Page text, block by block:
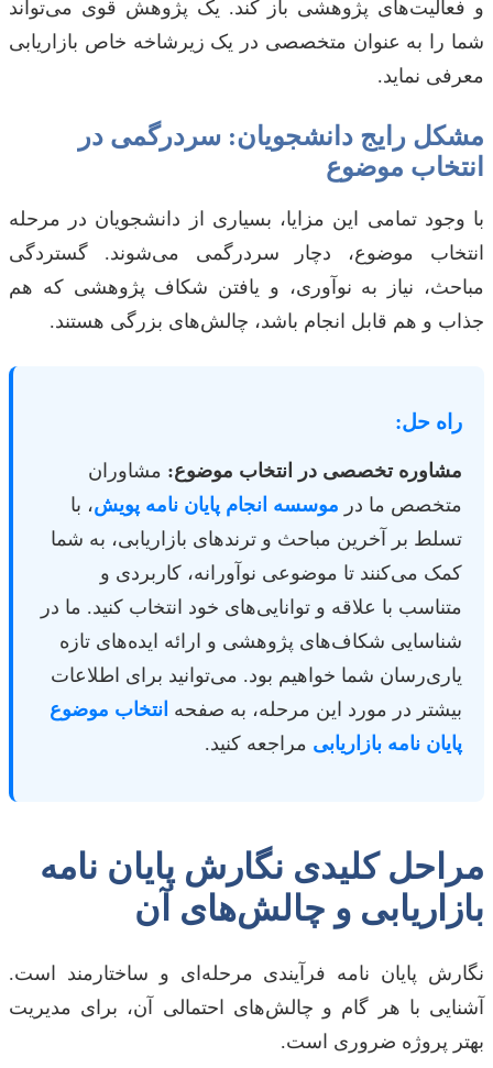
و فعالیت‌های پژوهشی باز کند. یک پژوهش قوی می‌تواند
شما را به عنوان متخصصی در یک زیرشاخه خاص بازاریابی
معرفی نماید.
مشکل رایج دانشجویان: سردرگمی در
انتخاب موضوع
با وجود تمامی این مزایا، بسیاری از دانشجویان در مرحله
انتخاب موضوع، دچار سردرگمی می‌شوند. گستردگی
مباحث، نیاز به نوآوری، و یافتن شکاف پژوهشی که هم
جذاب و هم قابل انجام باشد، چالش‌های بزرگی هستند.
راه حل:
مشاوره تخصصی در انتخاب موضوع: مشاوران
متخصص ما در موسسه انجام پایان نامه پویش، با
تسلط بر آخرین مباحث و ترندهای بازاریابی، به شما
کمک می‌کنند تا موضوعی نوآورانه، کاربردی و
متناسب با علاقه و توانایی‌های خود انتخاب کنید. ما در
شناسایی شکاف‌های پژوهشی و ارائه ایده‌های تازه
یاری‌رسان شما خواهیم بود. می‌توانید برای اطلاعات
بیشتر در مورد این مرحله، به صفحه انتخاب موضوع
پایان نامه بازاریابی مراجعه کنید.
مراحل کلیدی نگارش پایان نامه
بازاریابی و چالش‌های آن
نگارش پایان نامه فرآیندی مرحله‌ای و ساختارمند است.
آشنایی با هر گام و چالش‌های احتمالی آن، برای مدیریت
بهتر پروژه ضروری است.